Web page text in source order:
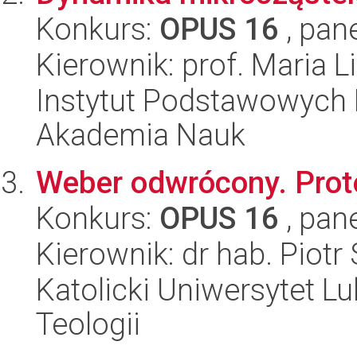
Konkurs: OPUS 16 ,
Kierownik: prof. Maria
Instytut
Akademia Nauk
Weber odwrócony.
Konkurs: OPUS 16 ,
Kierownik: dr hab. Piotr
Katolicki Uniwersytet
Teologii